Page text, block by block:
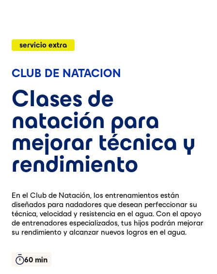
servicio extra
CLUB DE NATACION
Clases de
natación para
mejorar técnica y
rendimiento
En el Club de Natación, los entrenamientos están
diseñados para nadadores que desean perfeccionar su
técnica, velocidad y resistencia en el agua. Con el apoyo
de entrenadores especializados, tus hijos podrán mejorar
su rendimiento y alcanzar nuevos logros en el agua.
60 min